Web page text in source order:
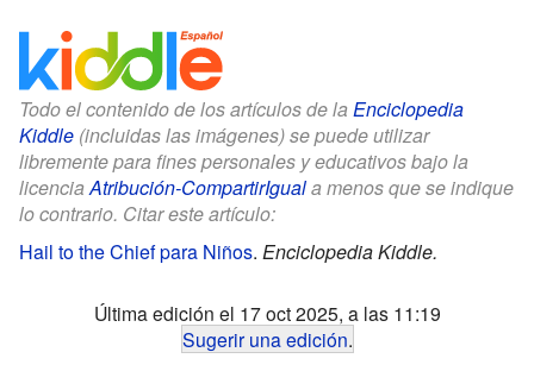
Todo el contenido de los artículos de la Enciclopedia
Kiddle (incluidas las imágenes) se puede utilizar
libremente para fines personales y educativos bajo la
licenciaAtribución-CompartirIguala menos que se indique
lo contrario. Citar este artículo:
Hail to the Chief para Niños. Enciclopedia Kiddle.
Última edición el 17 oct 2025, a las 11:19
Sugerir una edición.